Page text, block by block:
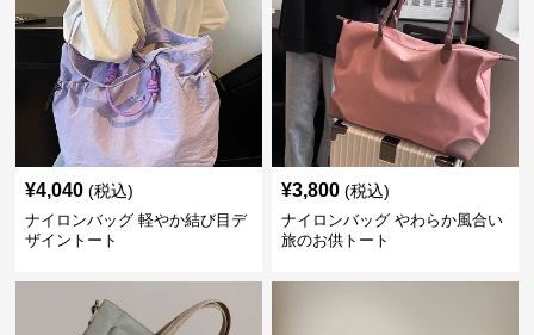
¥4,040 (税込)
ナイロンバッグ 軽やか結び目デ
ザイントート
¥3,800 (税込)
ナイロンバッグ やわらか風合い
旅のお供トート